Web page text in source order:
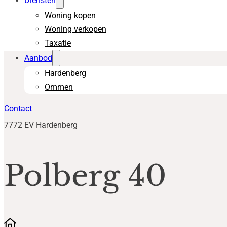
Woning kopen
Woning verkopen
Taxatie
Aanbod
Hardenberg
Ommen
Contact
7772 EV Hardenberg
Polberg 40